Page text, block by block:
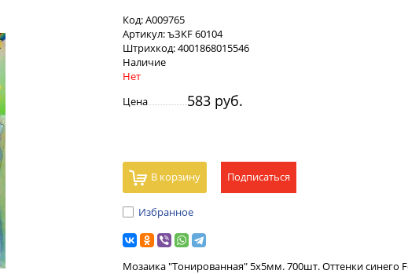
Код:А009765
Артикул:ъЗКF 60104
Штрихкод:4001868015546
Наличие
Нет
Цена
583 руб.
В корзину Подписаться
Избранное
Мозаика "Тонированная" 5х5мм. 700шт. Оттенки синего